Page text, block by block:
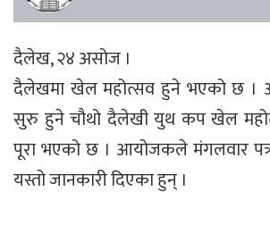
दैलेख, २४ असोज ।
दैलेखमा खेल महोत्सव हुने भएको छ ।
सुरु हुने चौथो दैलेखी युथ कप खेल
पूरा भएको छ । आयोजकले मंगलवार
यस्तो जानकारी दिएका हुन् ।